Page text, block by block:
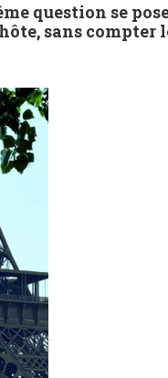
question se
sans